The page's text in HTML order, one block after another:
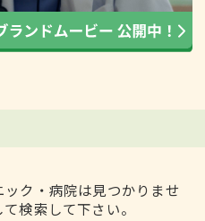
ク・病院は見つかりませ
検索して下さい。